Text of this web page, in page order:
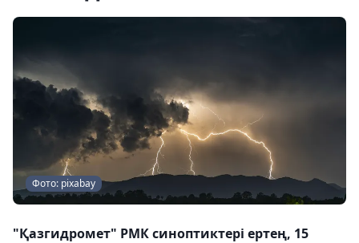
Фото: pixabay
"Қазгидромет" РМК синоптиктері ертең, 15